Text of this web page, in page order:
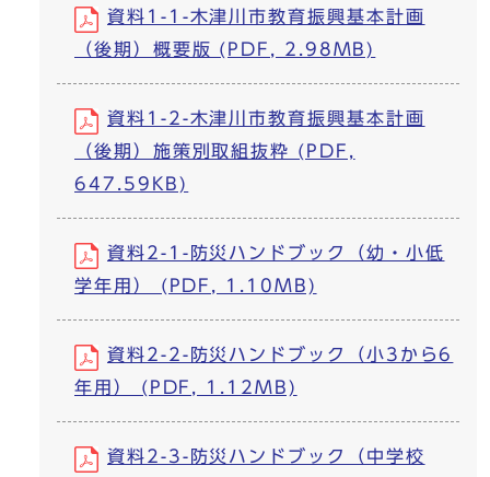
資料1-1-木津川市教育振興基本計画
（後期）概要版 (PDF, 2.98MB)
資料1-2-木津川市教育振興基本計画
（後期）施策別取組抜粋 (PDF,
647.59KB)
資料2-1-防災ハンドブック（幼・小低
学年用） (PDF, 1.10MB)
資料2-2-防災ハンドブック（小3から6
年用） (PDF, 1.12MB)
資料2-3-防災ハンドブック（中学校